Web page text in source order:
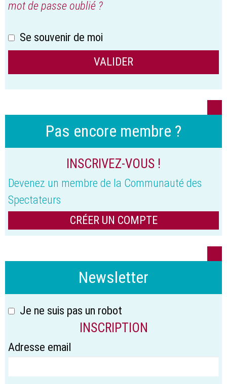
mot de passe oublié ?
Se souvenir de moi
Pas encore membre ?
INSCRIVEZ-VOUS !
Devenez un membre de la Communauté des
Spectateurs
CRÉER UN COMPTE
Newsletter
Je ne suis pas un robot
INSCRIPTION
Adresse email